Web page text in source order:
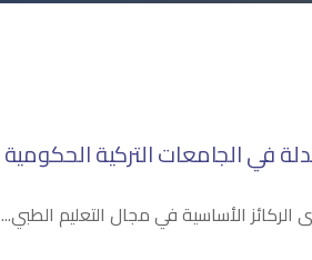
في الجامعات التركية الحكومية
الركائز الأساسية في مجال التعليم الطبي...